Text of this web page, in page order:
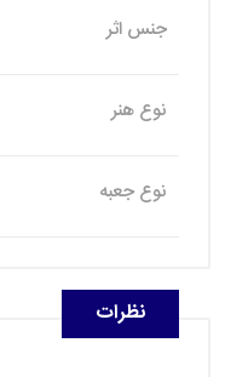
جنس اثر
نوع هنر
نوع جعبه
نظرات